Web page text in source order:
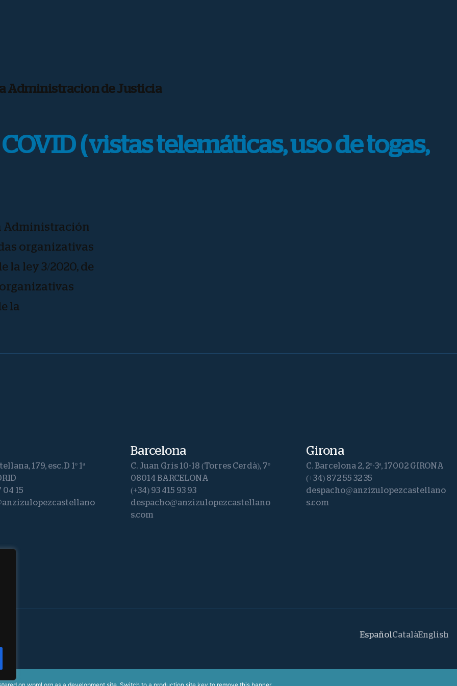
Administracion de Justicia
(vistas telemáticas, uso de togas,
Administración
organizativas
la ley 3/2020, de
organizativas
la
179, esc. D 1º 1ª
04 15
Barcelona
C. Juan Gris 10-18 (Torres Cerdà), 7º
08014 BARCELONA
(+34) 93 415 93 93
despacho@anzizulopezcastellano
s.com
Girona
C. Barcelona 2, 2º-3ª, 17002 GIRONA
(+34) 872 55 32 35
despacho@anzizulopezcastellano
s.com
EspañolCatalàEnglish